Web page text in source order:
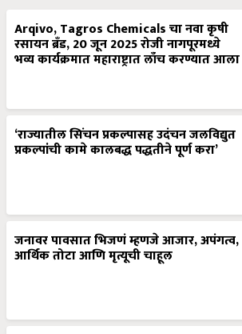
Arqivo, Tagros Chemicals चा नवा कृषी
रसायन ब्रँड, 20 जून 2025 रोजी नागपूरमध्ये
भव्य कार्यक्रमात महाराष्ट्रात लाँच करण्यात आला
‘राज्यातील सिंचन प्रकल्पासह उदंचन जलविद्युत
प्रकल्पांची कामे कालबद्ध पद्धतीने पूर्ण करा’
जनावर पावसात भिजणं म्हणजे आजार, अपंगत्व,
आर्थिक तोटा आणि मृत्यूची चाहूल